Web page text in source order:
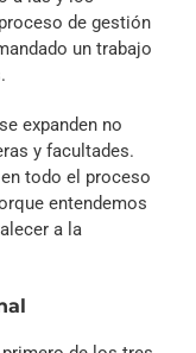
de gestión
un trabajo
expanden no
y facultades.
todo el proceso
entendemos
a la